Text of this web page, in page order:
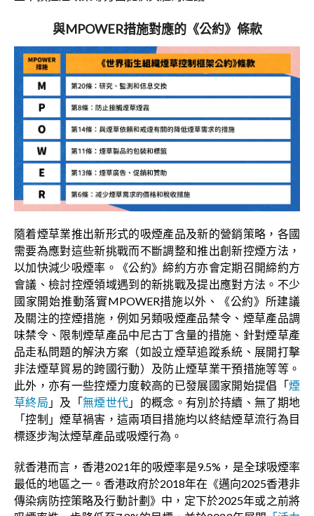
與MPOWER措施對應的《公約》條款
隨着煙草業推出新形式的吸煙產品及新的營銷策略，各國
需要為應對這些新挑戰而不斷調整和推出創新控煙方法，
以加快減少吸煙率。《公約》締約方亦會定期召開締約方
會議、檢討控煙領域遇到的新挑戰及提出應對方法。不少
國家開始推動落實MPOWER措施以外、《公約》所建議
及關注的控煙措施，例如另類吸煙產品禁令、煙草產品調
味禁令、限制煙草產品中尼古丁含量的措施、針對煙草產
品走私問題的解決方案（如設立煙草追蹤系統、展開打擊
非法煙草貿易的跨國行動）及防止煙草業干預措施等等。
此外，亦有一些控煙力度較高的已發展國家開始提倡「煙
草終局 」及「無煙世代 」的概念。有別於持續、無了期地
「控制」煙草禍害，這兩項目措施均以終結煙草流行為目
標逐步淘汰煙草產品或吸煙行為。
就香港而言，香港2021年的吸煙率是9.5%，是全球吸煙率
最低的地區之一。香港政府於2018年在《邁向2025香港非
傳染病防控策略及行動計劃》中，定下於2025年或之前將